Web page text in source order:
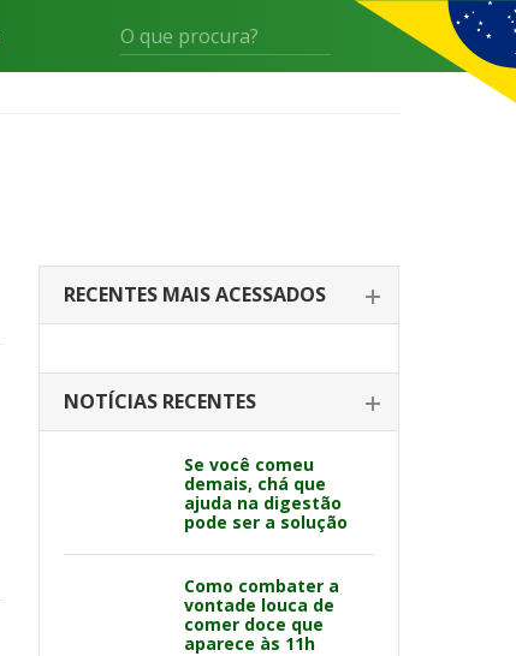
RECENTES MAIS ACESSADOS
NOTÍCIAS RECENTES
Se você comeu
demais, chá que
ajuda na digestão
pode ser a solução
Como combater a
vontade louca de
comer doce que
aparece às 11h